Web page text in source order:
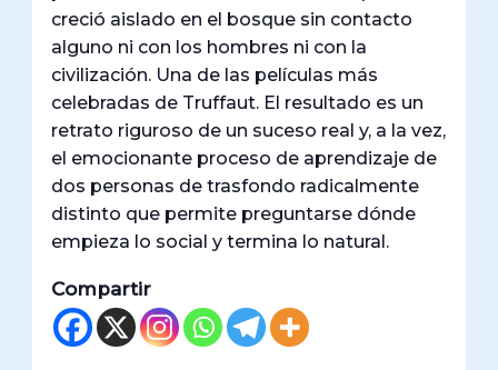
creció aislado en el bosque sin contacto
alguno ni con los hombres ni con la
civilización. Una de las películas más
celebradas de Truffaut. El resultado es un
retrato riguroso de un suceso real y, a la vez,
el emocionante proceso de aprendizaje de
dos personas de trasfondo radicalmente
distinto que permite preguntarse dónde
empieza lo social y termina lo natural.
Compartir